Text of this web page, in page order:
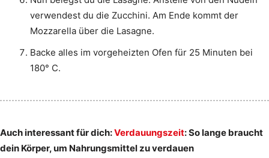
verwendest du die Zucchini. Am Ende kommt der
Mozzarella über die Lasagne.
Backe alles im vorgeheizten Ofen für 25 Minuten bei
180° C.
Auch interessant für dich:Verdauungszeit: So lange braucht
dein Körper, um Nahrungsmittel zu verdauen